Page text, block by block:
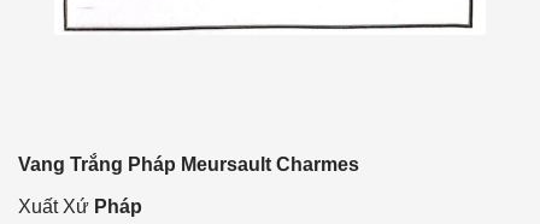
Vang Trắng Pháp Meursault Charmes
Xuất Xứ Pháp